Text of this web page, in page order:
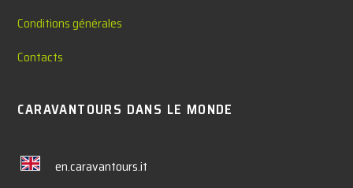
Conditions générales
Contacts
CARAVANTOURS DANS LE MONDE
en.caravantours.it